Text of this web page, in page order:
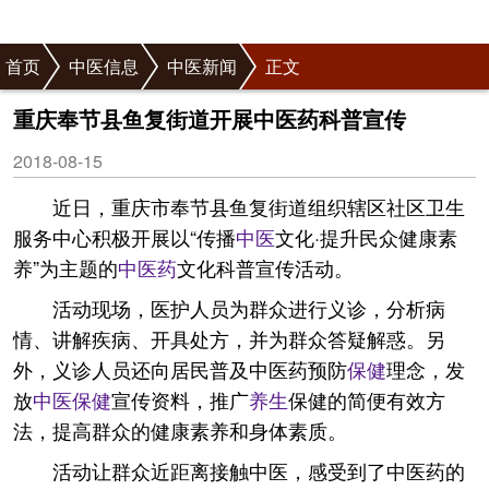
首页 中医信息 中医新闻 正文
重庆奉节县鱼复街道开展中医药科普宣传
2018-08-15
近日，重庆市奉节县鱼复街道组织辖区社区卫生
服务中心积极开展以“传播中医文化·提升民众健康素
养”为主题的中医药文化科普宣传活动。
活动现场，医护人员为群众进行义诊，分析病
情、讲解疾病、开具处方，并为群众答疑解惑。另
外，义诊人员还向居民普及中医药预防保健理念，发
放中医保健宣传资料，推广养生保健的简便有效方
法，提高群众的健康素养和身体素质。
活动让群众近距离接触中医，感受到了中医药的